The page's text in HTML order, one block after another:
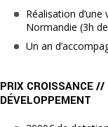
Réalisation
Normandie (3h
Un an
PRIX CROISSANCE //
DÉVELOPPEMENT